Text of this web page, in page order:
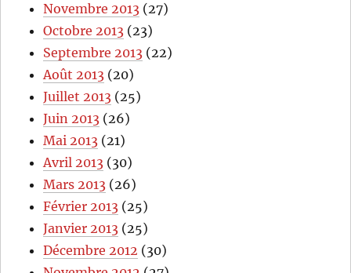
Novembre 2013 (27)
Octobre 2013 (23)
Septembre 2013 (22)
Août 2013 (20)
Juillet 2013 (25)
Juin 2013 (26)
Mai 2013 (21)
Avril 2013 (30)
Mars 2013 (26)
Février 2013 (25)
Janvier 2013 (25)
Décembre 2012 (30)